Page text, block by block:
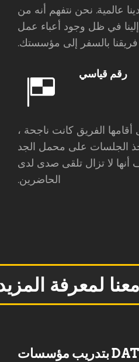
عالمية. نحن نتفهم أنه من
في ظل وجود أعباء عمل
بالسفر إلى مؤسستك.
رقم قياسي
الفريق كانت ناجحة ،
الجلسات على محمل الجد
أنها لا تزال تلقى صدى لدى
الحاضرين.
لمعرفة
تقوم وكالة DATALABS بتدريب مؤسسات